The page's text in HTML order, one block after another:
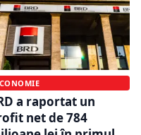
a raportat un
net de 784